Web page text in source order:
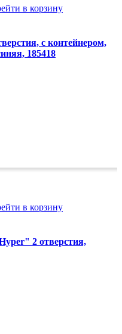
в корзину
с контейнером,
185418
в корзину
2 отверстия,